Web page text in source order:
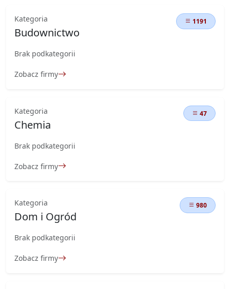
Kategoria
Budownictwo
1191
Brak podkategorii
Zobacz firmy
Kategoria
Chemia
47
Brak podkategorii
Zobacz firmy
Kategoria
Dom i Ogród
980
Brak podkategorii
Zobacz firmy